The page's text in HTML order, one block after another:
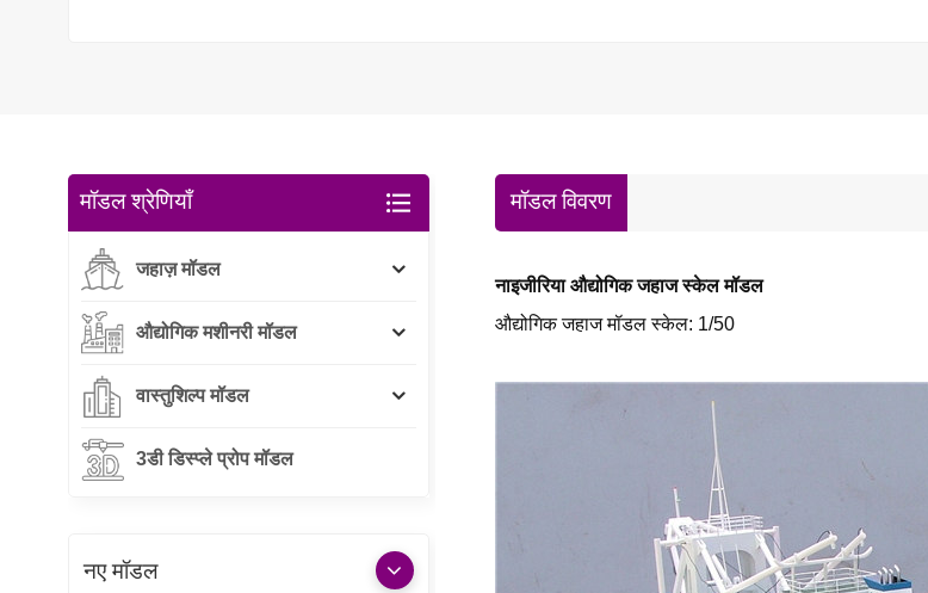
मॉडल विवरण
नाइजीरिया औद्योगिक जहाज स्केल मॉडल
औद्योगिक जहाज मॉडल स्केल: 1/50
मॉडल श्रेणियाँ
जहाज़ मॉडल
औद्योगिक मशीनरी मॉडल
वास्तुशिल्प मॉडल
3डी डिस्प्ले प्रोप मॉडल
नए मॉडल